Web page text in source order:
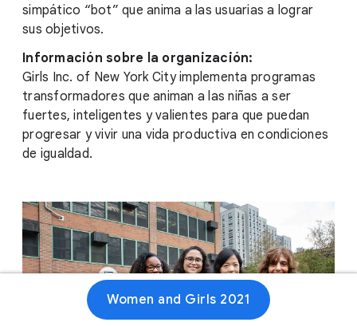
simpático “bot” que anima a las usuarias a lograr
sus objetivos.
Información sobre la organización:
Girls Inc. of New York City implementa programas
transformadores que animan a las niñas a ser
fuertes, inteligentes y valientes para que puedan
progresar y vivir una vida productiva en condiciones
de igualdad.
Women and Girls 2021